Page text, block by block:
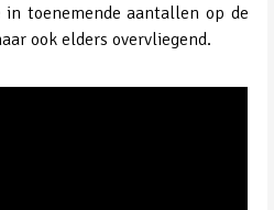
in toenemende aantallen op de
ook elders overvliegend.